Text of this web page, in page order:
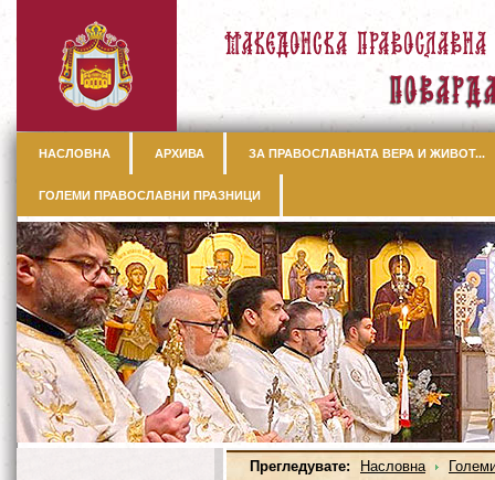
НАСЛОВНА АРХИВА ЗА ПРАВОСЛАВНАТА ВЕРА И ЖИВОТ...
ГОЛЕМИ ПРАВОСЛАВНИ ПРАЗНИЦИ
Прегледувате: Насловна